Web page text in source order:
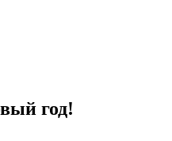
год!